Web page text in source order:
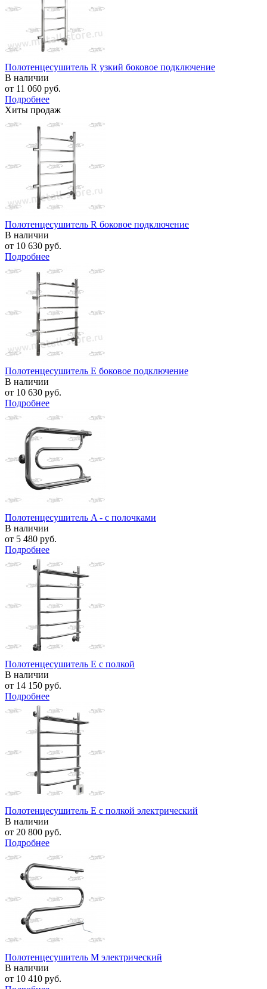
Полотенцесушитель R узкий боковое подключение
В наличии
от 11 060 руб.
Подробнее
Хиты продаж
Полотенцесушитель R боковое подключение
В наличии
от 10 630 руб.
Подробнее
Полотенцесушитель E боковое подключение
В наличии
от 10 630 руб.
Подробнее
Полотенцесушитель A - с полочками
В наличии
от 5 480 руб.
Подробнее
Полотенцесушитель E с полкой
В наличии
от 14 150 руб.
Подробнее
Полотенцесушитель E с полкой электрический
В наличии
от 20 800 руб.
Подробнее
Полотенцесушитель M электрический
В наличии
от 10 410 руб.